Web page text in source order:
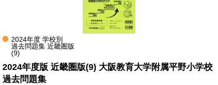
2024年度 学校別
過去問題集 近畿圏版
(9)
2024年度版 近畿圏版(9) 大阪教育大学附属平野小学校
過去問題集